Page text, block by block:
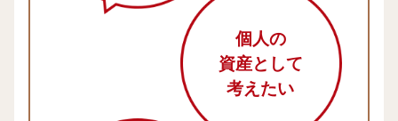
個人の
資産として
考えたい